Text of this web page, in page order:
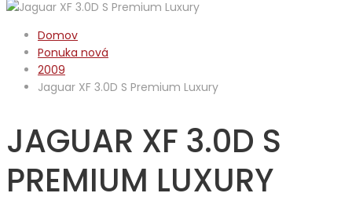
Domov
Ponuka nová
2009
Jaguar XF 3.0D S Premium Luxury
JAGUAR XF 3.0D S
PREMIUM LUXURY